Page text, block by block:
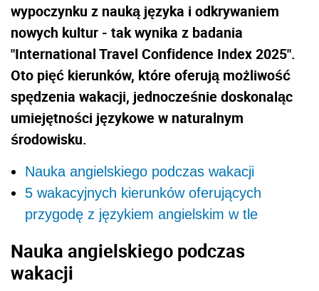
wypoczynku z nauką języka i odkrywaniem
nowych kultur - tak wynika z badania
"International Travel Confidence Index 2025".
Oto pięć kierunków, które oferują możliwość
spędzenia wakacji, jednocześnie doskonaląc
umiejętności językowe w naturalnym
środowisku.
Nauka angielskiego podczas wakacji
5 wakacyjnych kierunków oferujących
przygodę z językiem angielskim w tle
Nauka angielskiego podczas
wakacji